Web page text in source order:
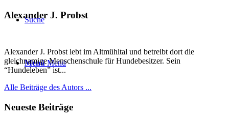
Suche
Menü Menü
Alexander J. Probst
Alexander J. Probst lebt im Altmühltal und betreibt dort die
gleichnamige Menschenschule für Hundebesitzer. Sein
“Hundeleben” ist...
Alle Beiträge des Autors ...
Neueste Beiträge